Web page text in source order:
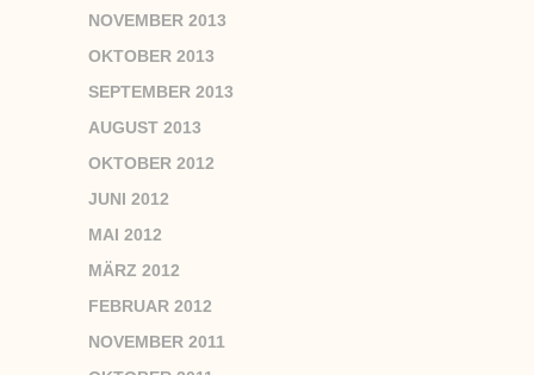
NOVEMBER 2013
OKTOBER 2013
SEPTEMBER 2013
AUGUST 2013
OKTOBER 2012
JUNI 2012
MAI 2012
MÄRZ 2012
FEBRUAR 2012
NOVEMBER 2011